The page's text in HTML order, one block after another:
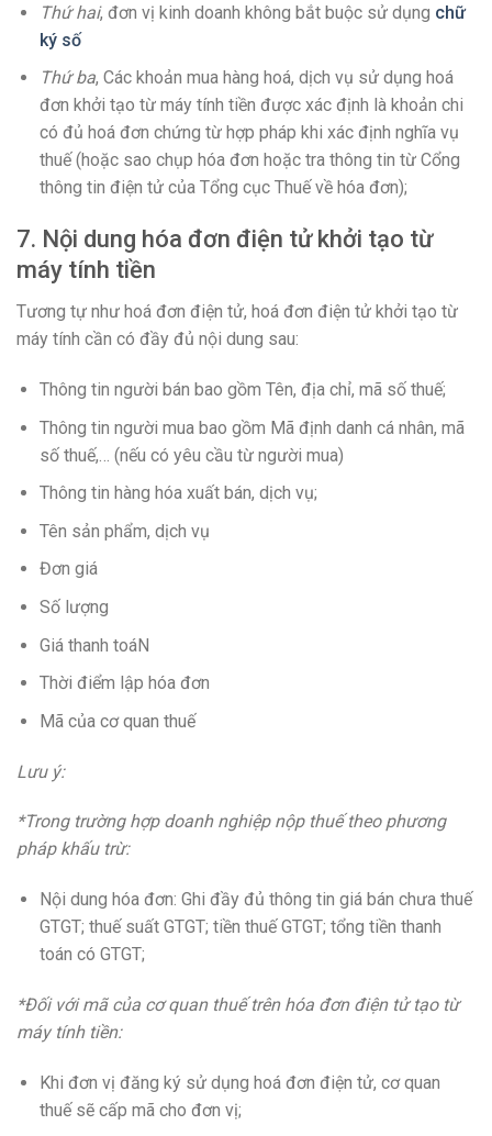
Thứ hai, đơn vị kinh doanh không bắt buộc sử dụng chữ
ký số
Thứ ba, Các khoản mua hàng hoá, dịch vụ sử dụng hoá
đơn khởi tạo từ máy tính tiền được xác định là khoản chi
có đủ hoá đơn chứng từ hợp pháp khi xác định nghĩa vụ
thuế (hoặc sao chụp hóa đơn hoặc tra thông tin từ Cổng
thông tin điện tử của Tổng cục Thuế về hóa đơn);
7. Nội dung hóa đơn điện tử khởi tạo từ
máy tính tiền
Tương tự như hoá đơn điện tử, hoá đơn điện tử khởi tạo từ
máy tính cần có đầy đủ nội dung sau:
Thông tin người bán bao gồm Tên, địa chỉ, mã số thuế;
Thông tin người mua bao gồm Mã định danh cá nhân, mã
số thuế,… (nếu có yêu cầu từ người mua)
Thông tin hàng hóa xuất bán, dịch vụ;
Tên sản phẩm, dịch vụ
Đơn giá
Số lượng
Giá thanh toáN
Thời điểm lập hóa đơn
Mã của cơ quan thuế
Lưu ý:
*Trong trường hợp doanh nghiệp nộp thuế theo phương
pháp khấu trừ:
Nội dung hóa đơn: Ghi đầy đủ thông tin giá bán chưa thuế
GTGT; thuế suất GTGT; tiền thuế GTGT; tổng tiền thanh
toán có GTGT;
*Đối với mã của cơ quan thuế trên hóa đơn điện tử tạo từ
máy tính tiền:
Khi đơn vị đăng ký sử dụng hoá đơn điện tử, cơ quan
thuế sẽ cấp mã cho đơn vị;